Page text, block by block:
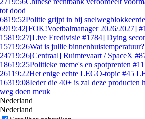
2719:56Chinese rechtbank veroordeelt
tot dood
6819:52Politie grijpt in bij
6919:42[FOK!Voetbalmanager 2026/2027]
15819:27[Live Eredivisie #1784] Dying
15719:26Wat is jullie
24719:26[Centraal] Ruimtevaart / SpaceX
18619:25Politieke meme's en spotprenten #11
26119:22Het enige echte LEGO-topic #45
16319:08Ieder die 40+ is zal deze producten
weg doen meuk
Nederland
Nederland